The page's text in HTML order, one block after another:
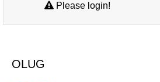
Please login!
OLUG